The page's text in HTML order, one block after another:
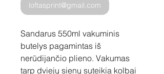
loftasprint@gmail.com
Sandarus 550ml vakuminis
butelys pagamintas iš
nerūdijančio plieno. Vakumas
tarp dviejų sienų suteikia kolbai